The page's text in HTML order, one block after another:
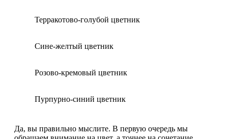
Терракотово-голубой цветник
Сине-желтый цветник
Розово-кремовый цветник
Пурпурно-синий цветник
Да, вы правильно мыслите. В первую очередь мы